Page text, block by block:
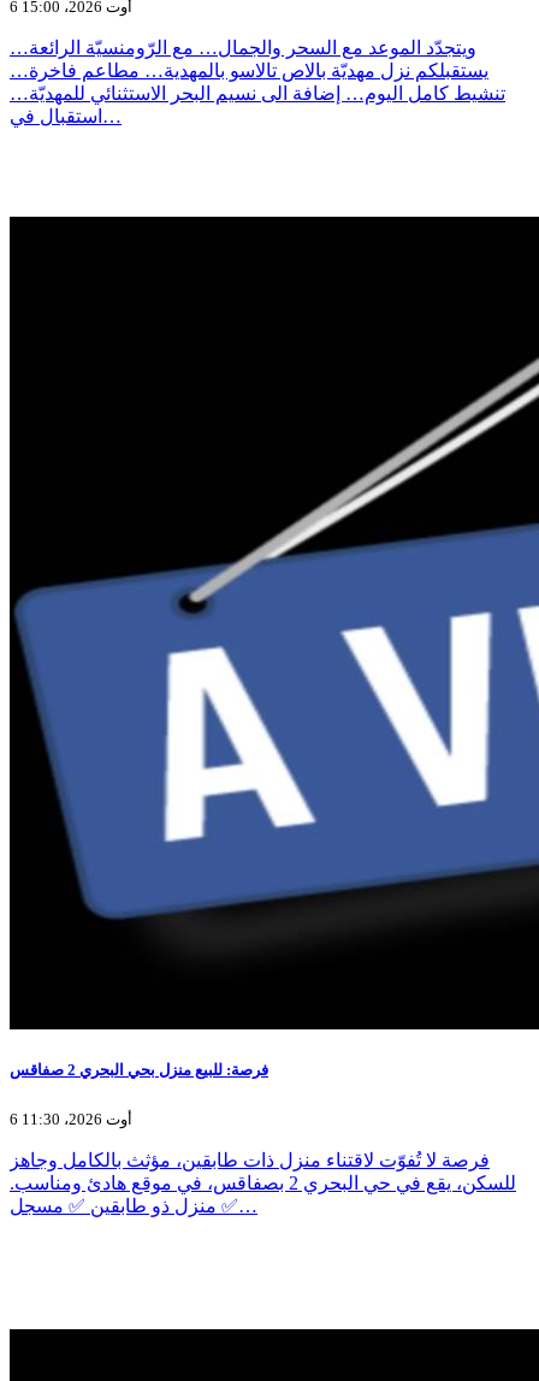
6 أوت 2026، 15:00
ويتجدّد الموعد مع السحر والجمال… مع الرّومنسيّة الرائعة…
يستقبلكم نزل مهديّة بالاص تالاسو بالمهدية… مطاعم فاخرة…
تنشيط كامل اليوم… إضافة الى نسيم البحر الاستثنائي للمهديّة…
استقبال في…
فرصة: للبيع منزل بحي البحري 2 صفاقس
6 أوت 2026، 11:30
فرصة لا تُفوّت لاقتناء منزل ذات طابقين، مؤثث بالكامل وجاهز
للسكن، يقع في حي البحري 2 بصفاقس، في موقع هادئ ومناسب.
✅ منزل ذو طابقين ✅ مسجل…